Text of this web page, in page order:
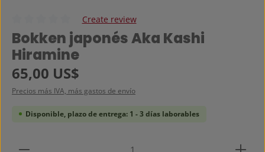
Calificación promedio de 0 de 5 estrellas
Create review
Bokken japonés Aka Kashi
Hiramine
Precio normal:
65,00 US$
Precios más IVA, más gastos de envío
Disponible, plazo de entrega: 1 - 3 días laborables
Cantidad del producto: introduce la cantidad